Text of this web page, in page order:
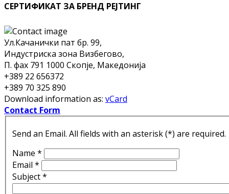
СЕРТИФИКАТ ЗА БРЕНД РЕЈТИНГ
Ул.Качанички пат бр. 99,
Индустриска зона Визбегово,
П. фах 791 1000 Скопје, Македонија
+389 22 656372
+389 70 325 890
Download information as: vCard
Contact Form
Send an Email. All fields with an asterisk (*) are required.
Name *
Email *
Subject*